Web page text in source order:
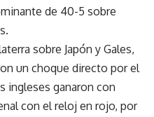
de 40-5 sobre
sobre Japón y Gales,
un choque directo por el
ingleses ganaron con
con el reloj en rojo, por